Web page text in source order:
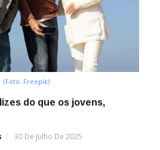
(Foto: Freepik)
do que os jovens,
30 De Julho De 2025